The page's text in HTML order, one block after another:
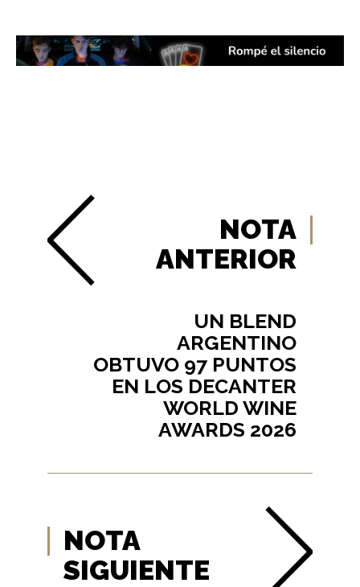
NOTA
ANTERIOR
UN BLEND
ARGENTINO
OBTUVO 97 PUNTOS
EN LOS DECANTER
WORLD WINE
AWARDS 2026
NOTA
SIGUIENTE